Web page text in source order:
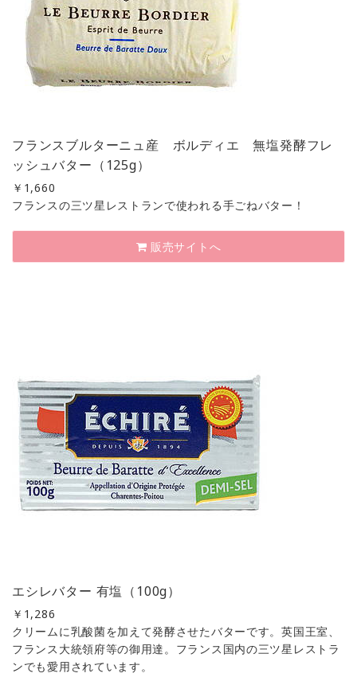
フランスブルターニュ産 ボルディエ 無塩発酵フレ
ッシュバター（125g）
￥ 1,660
フランスの三ツ星レストランで使われる手ごねバター！
販売サイトへ
エシレバター 有塩（100g）
￥ 1,286
クリームに乳酸菌を加えて発酵させたバターです。英国王室、
フランス大統領府等の御用達。フランス国内の三ツ星レストラ
ンでも愛用されています。